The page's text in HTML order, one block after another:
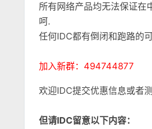
所有网络产品均无法保证在
呵.
任何IDC都有倒闭和跑路的
加入新群：494744877
欢迎IDC提交优惠信息或者
但请IDC留意以下内容：